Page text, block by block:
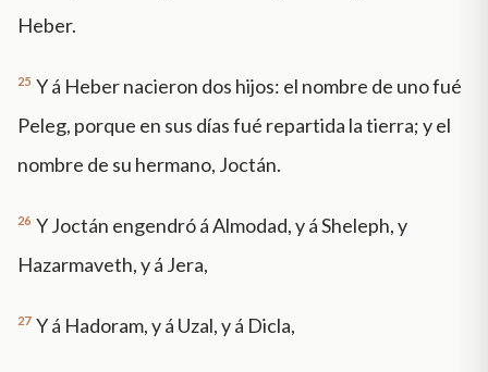
Heber.
25 Y á Heber nacieron dos hijos: el nombre de uno fué
Peleg, porque en sus días fué repartida la tierra; y el
nombre de su hermano, Joctán.
26 Y Joctán engendró á Almodad, y á Sheleph, y
Hazarmaveth, y á Jera,
27 Y á Hadoram, y á Uzal, y á Dicla,